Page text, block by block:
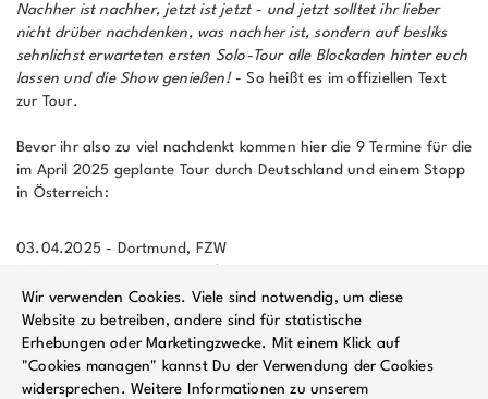
Nachher ist nachher, jetzt ist jetzt - und jetzt solltet ihr lieber
nicht drüber nachdenken, was nachher ist, sondern auf besliks
sehnlichst erwarteten ersten Solo-Tour alle Blockaden hinter euch
lassen und die Show genießen! - So heißt es im offiziellen Text
zur Tour.
Bevor ihr also zu viel nachdenkt kommen hier die 9 Termine für die
im April 2025 geplante Tour durch Deutschland und einem Stopp
in Österreich:
03.04.2025 - Dortmund, FZW
10.04.2025 - München, Backstage
11.04.2025 - Wien, Flex Café
12.04.2025 - Stuttgart, Im Wizemann
16.04.2025 - Frankfurt (Main), Nachtleben
19.04.2025 - Hamburg, Uebel&Gefährlich (Turmzimmer)
Wir verwenden Cookies. Viele sind notwendig, um diese
Website zu betreiben, andere sind für statistische
Erhebungen oder Marketingzwecke. Mit einem Klick auf
"Cookies managen" kannst Du der Verwendung der Cookies
widersprechen. Weitere Informationen zu unserem